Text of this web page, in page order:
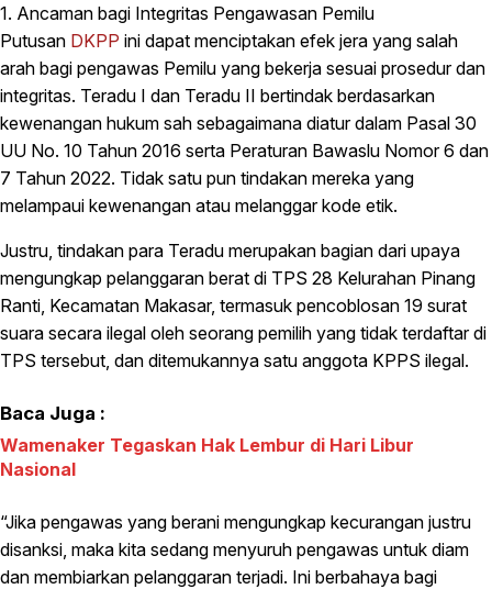
1. Ancaman bagi Integritas Pengawasan Pemilu
Putusan DKPP ini dapat menciptakan efek jera yang salah
arah bagi pengawas Pemilu yang bekerja sesuai prosedur dan
integritas. Teradu I dan Teradu II bertindak berdasarkan
kewenangan hukum sah sebagaimana diatur dalam Pasal 30
UU No. 10 Tahun 2016 serta Peraturan Bawaslu Nomor 6 dan
7 Tahun 2022. Tidak satu pun tindakan mereka yang
melampaui kewenangan atau melanggar kode etik.
Justru, tindakan para Teradu merupakan bagian dari upaya
mengungkap pelanggaran berat di TPS 28 Kelurahan Pinang
Ranti, Kecamatan Makasar, termasuk pencoblosan 19 surat
suara secara ilegal oleh seorang pemilih yang tidak terdaftar di
TPS tersebut, dan ditemukannya satu anggota KPPS ilegal.
Baca Juga :
Wamenaker Tegaskan Hak Lembur di Hari Libur
Nasional
“Jika pengawas yang berani mengungkap kecurangan justru
disanksi, maka kita sedang menyuruh pengawas untuk diam
dan membiarkan pelanggaran terjadi. Ini berbahaya bagi